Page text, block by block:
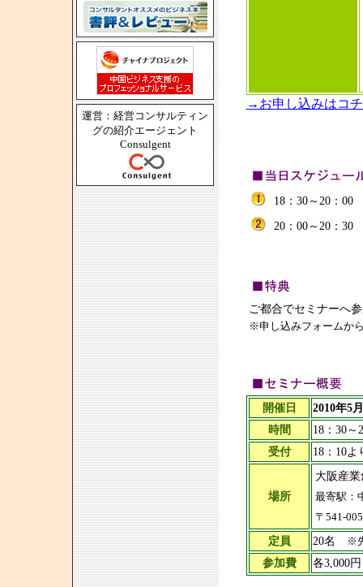
運営：経営コンサルティン
グの紹介エージェント
Consulgent
→お申し込みはコ
18：30～20：
20：00～20：
ご都合でセミナーへ
※申し込みフォームか
開催日
2010年5
時間
18：30～
受付
18：10
場所
大阪産
最寄駅：
〒541-
定員
20名
※
参加費
各3,000